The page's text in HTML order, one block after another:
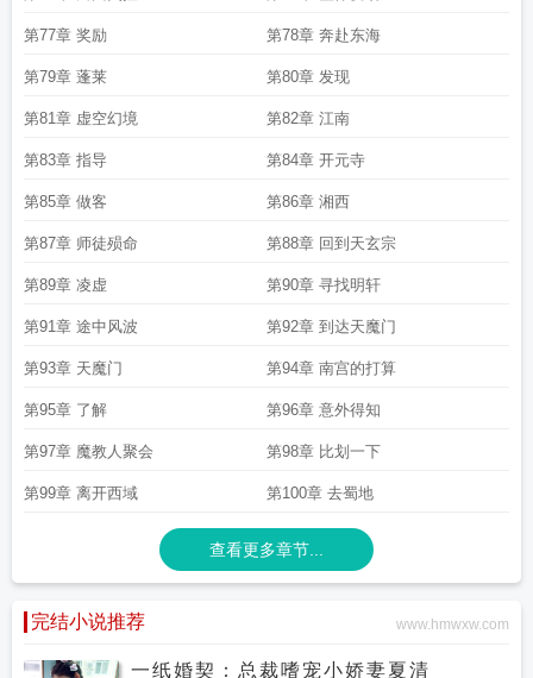
第77章 奖励 第78章 奔赴东海
第79章 蓬莱 第80章 发现
第81章 虚空幻境 第82章 江南
第83章 指导 第84章 开元寺
第85章 做客 第86章 湘西
第87章 师徒殒命 第88章 回到天玄宗
第89章 凌虚 第90章 寻找明轩
第91章 途中风波 第92章 到达天魔门
第93章 天魔门 第94章 南宫的打算
第95章 了解 第96章 意外得知
第97章 魔教人聚会 第98章 比划一下
第99章 离开西域 第100章 去蜀地
查看更多章节...
完结小说推荐 www.hmwxw.com
一纸婚契：总裁嗜宠小娇妻夏清